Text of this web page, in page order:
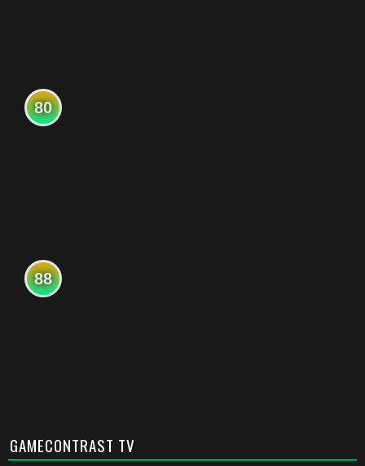
80
88
GAMECONTRAST TV